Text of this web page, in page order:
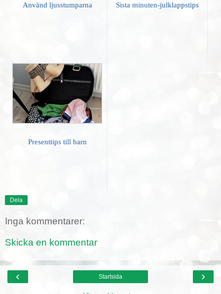
Använd ljusstumparna Sista minuten-julklappstips
Presenttips till barn
Dela
Inga kommentarer:
Skicka en kommentar
‹ ›
Startsida